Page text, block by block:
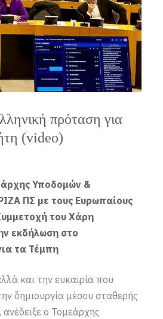
πρόταση για
(video)
Υποδομών &
ΠΣ με τους Ευρωπαίους
του Χάρη
εκδήλωση στο
τα Τέμπη
και την ευκαιρία που
δημιουργία μέσου σταθερής
ο Τομεάρχης